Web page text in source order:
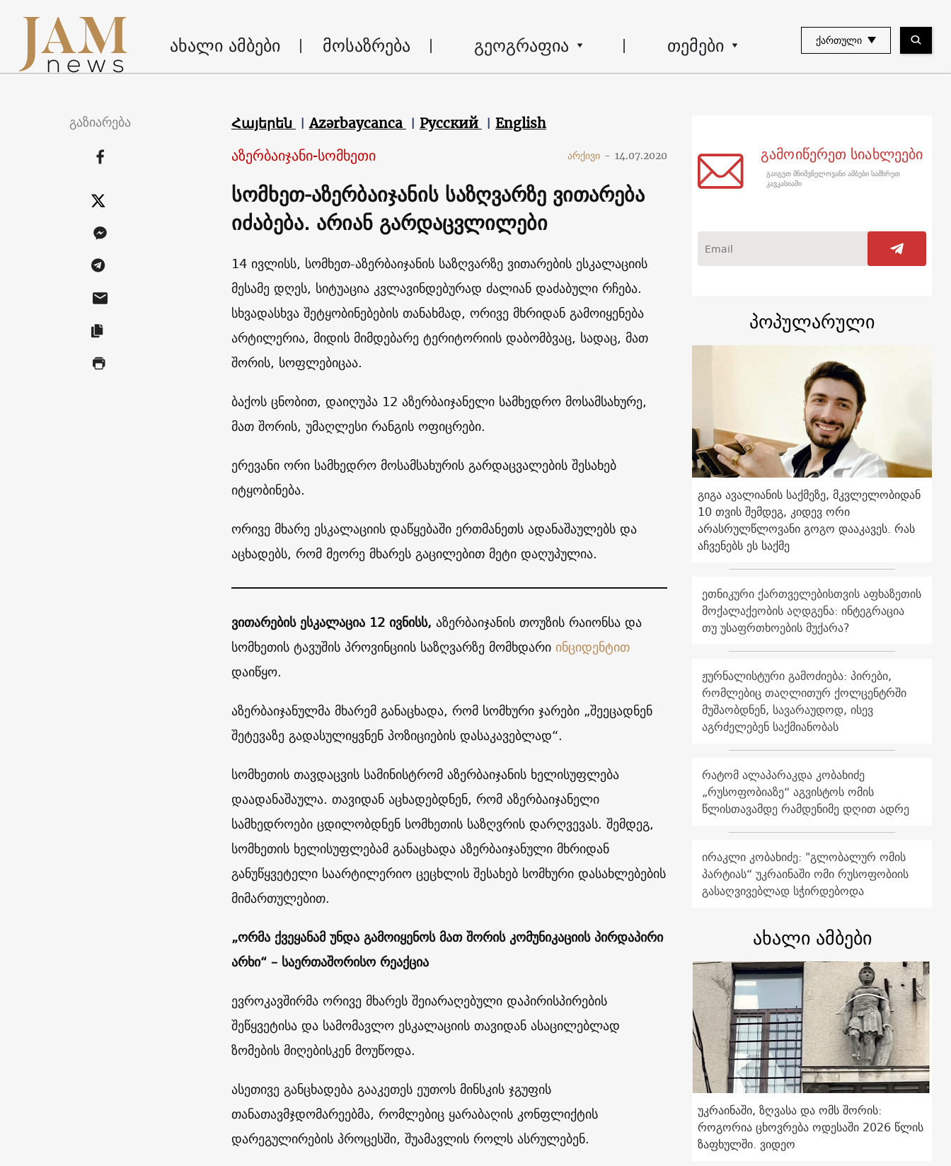
ახალი ამბები მოსაზრება გეოგრაფია თემები ᲥᲐᲠᲗᲣᲚᲘ
გაზიარება Հայերեն Azərbaycanca Русский English
აზერბაიჯანი-სომხეთი არქივი - 14.07.2020
სომხეთ-აზერბაიჯანის საზღვარზე ვითარება
იძაბება. არიან გარდაცვლილები
14 ივლისს, სომხეთ-აზერბაიჯანის საზღვარზე ვითარების ესკალაციის
მესამე დღეს, სიტუაცია კვლავინდებურად ძალიან დაძაბული რჩება.
სხვადასხვა შეტყობინებების თანახმად, ორივე მხრიდან გამოიყენება
არტილერია, მიდის მიმდებარე ტერიტორიის დაბომბვაც, სადაც, მათ
შორის, სოფლებიცაა.
ბაქოს ცნობით, დაიღუპა 12 აზერბაიჯანელი სამხედრო მოსამსახურე,
მათ შორის, უმაღლესი რანგის ოფიცრები.
ერევანი ორი სამხედრო მოსამსახურის გარდაცვალების შესახებ
იტყობინება.
ორივე მხარე ესკალაციის დაწყებაში ერთმანეთს ადანაშაულებს და
აცხადებს, რომ მეორე მხარეს გაცილებით მეტი დაღუპულია.
ვითარების ესკალაცია 12 ივნისს, აზერბაიჯანის თოუზის რაიონსა და
სომხეთის ტავუშის პროვინციის საზღვარზე მომხდარი ინციდენტით
დაიწყო.
აზერბაიჯანულმა მხარემ განაცხადა, რომ სომხური ჯარები „შეეცადნენ
შეტევაზე გადასულიყვნენ პოზიციების დასაკავებლად“.
სომხეთის თავდაცვის სამინისტრომ აზერბაიჯანის ხელისუფლება
დაადანაშაულა. თავიდან აცხადებდნენ, რომ აზერბაიჯანელი
სამხედროები ცდილობდნენ სომხეთის საზღვრის დარღვევას. შემდეგ,
სომხეთის ხელისუფლებამ განაცხადა აზერბაიჯანული მხრიდან
განუწყვეტელი საარტილერიო ცეცხლის შესახებ სომხური დასახლებების
მიმართულებით.
„ორმა ქვეყანამ უნდა გამოიყენოს მათ შორის კომუნიკაციის პირდაპირი
არხი“ – საერთაშორისო რეაქცია
ევროკავშირმა ორივე მხარეს შეიარაღებული დაპირისპირების
შეწყვეტისა და სამომავლო ესკალაციის თავიდან ასაცილებლად
ზომების მიღებისკენ მოუწოდა.
ასეთივე განცხადება გააკეთეს ეუთოს მინსკის ჯგუფის
თანათავმჯდომარეებმა, რომლებიც ყარაბაღის კონფლიქტის
დარეგულირების პროცესში, შუამავლის როლს ასრულებენ.
გამოიწერეთ სიახლეები
გაიგეთ მნიშვნელოვანი ამბები სამხრეთ
კავკასიაში
პოპულარული
გიგა ავალიანის საქმეზე, მკვლელობიდან
10 თვის შემდეგ, კიდევ ორი
არასრულწლოვანი გოგო დააკავეს. რას
აჩვენებს ეს საქმე
ეთნიკური ქართველებისთვის აფხაზეთის
მოქალაქეობის აღდგენა: ინტეგრაცია
თუ უსაფრთხოების მუქარა?
ჟურნალისტური გამოძიება: პირები,
რომლებიც თაღლითურ ქოლცენტრში
მუშაობდნენ, სავარაუდოდ, ისევ
აგრძელებენ საქმიანობას
რატომ ალაპარაკდა კობახიძე
„რუსოფობიაზე“ აგვისტოს ომის
წლისთავამდე რამდენიმე დღით ადრე
ირაკლი კობახიძე: "გლობალურ ომის
პარტიას“ უკრაინაში ომი რუსოფობიის
გასაღვივებლად სჭირდებოდა
ახალი ამბები
უკრაინაში, ზღვასა და ომს შორის:
როგორია ცხოვრება ოდესაში 2026 წლის
ზაფხულში. ვიდეო